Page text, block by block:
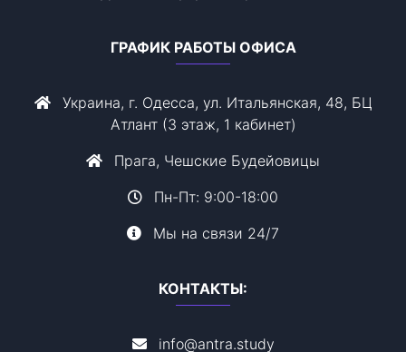
ГРАФИК РАБОТЫ ОФИСА
Украина, г. Одесса, ул. Итальянская, 48, БЦ
Атлант (3 этаж, 1 кабинет)
Прага, Чешские Будейовицы
Пн-Пт: 9:00-18:00
Мы на связи 24/7
КОНТАКТЫ:
info@antra.study